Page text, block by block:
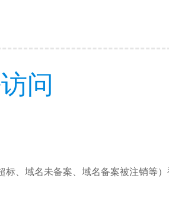
问
、域名未备案、域名备案被注销等）